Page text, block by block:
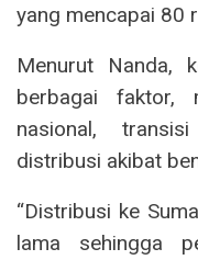
yang mencapai 80
Menurut Nanda,
berbagai faktor,
nasional,
distribusi akibat
“Distribusi ke
lama sehingga